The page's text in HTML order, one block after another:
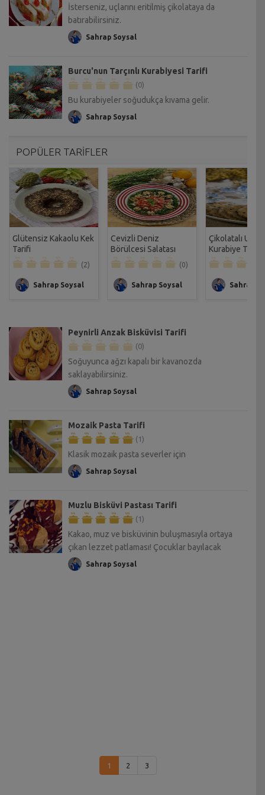
İsterseniz, uçlarını eritilmiş çikolataya da
batırabilirsiniz.
Sahrap Soysal
Burcu'nun Tarçınlı Kurabiyesi Tarifi
(0)
Bu kurabiyeler soğudukça kıvama gelir.
Sahrap Soysal
POPÜLER TARİFLER
Glütensiz Kakaolu Kek
Tarifi
(2)
Sahrap Soysal
Cevizli Deniz
Börülcesi Salatası
Tarifi
(0)
Sahrap Soysal
Çikolatalı
Kurabiye Tarifi
Sahrap
Peynirli Anzak Bisküvisi Tarifi
(0)
Soğuyunca ağzı kapalı bir kavanozda
saklayabilirsiniz.
Sahrap Soysal
Mozaik Pasta Tarifi
(1)
Klasik mozaik pasta severler için
Sahrap Soysal
Muzlu Bisküvi Pastası Tarifi
(1)
Kakao, muz ve bisküvinin buluşmasıyla ortaya
çıkan lezzet patlaması! Çocuklar bayılacak
Sahrap Soysal
1 2 3